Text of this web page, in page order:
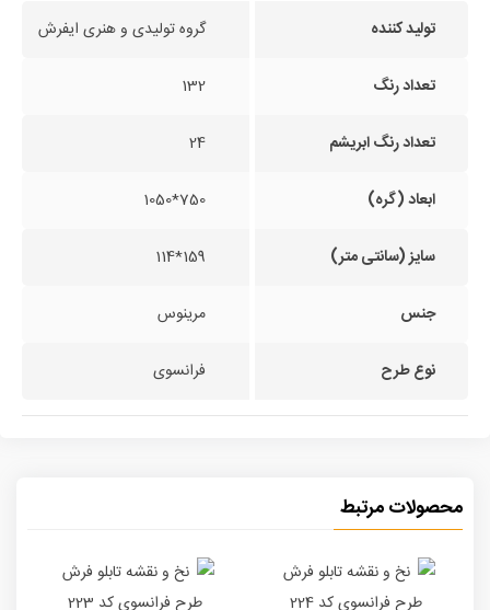
تولید کننده گروه تولیدی و هنری ایفرش
تعداد رنگ 132
تعداد رنگ ابریشم 24
ابعاد (گره) 750*1050
سایز (سانتی متر) 159*114
جنس مرینوس
نوع طرح فرانسوی
محصولات مرتبط